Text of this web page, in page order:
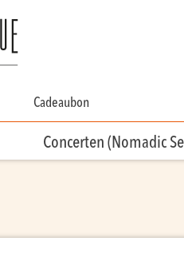
Cadeaubon
Concerten (Nomadic